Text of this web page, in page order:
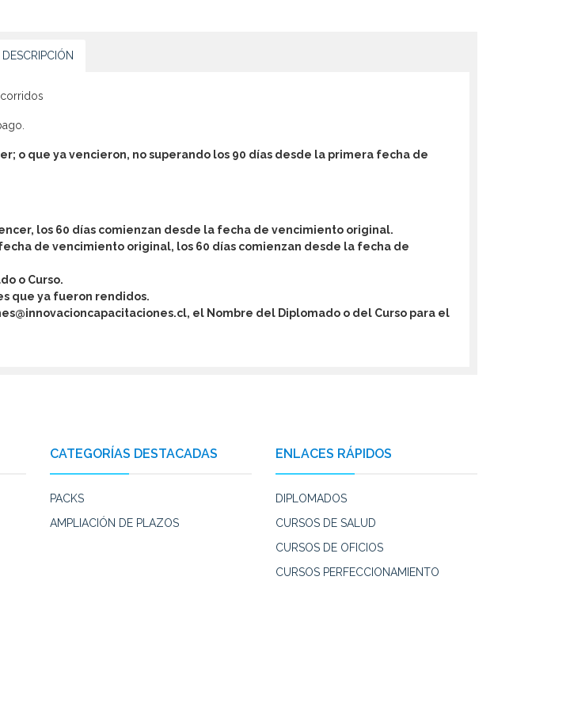
DESCRIPCIÓN
o que ya vencieron, no superando los 90 días desde la primera fecha de
los 60 días comienzan desde la fecha de vencimiento original.
de vencimiento original, los 60 días comienzan desde la fecha de
o Curso.
que ya fueron rendidos.
el Nombre del Diplomado o del Curso para el
CATEGORÍAS DESTACADAS
PACKS
AMPLIACIÓN DE PLAZOS
ENLACES RÁPIDOS
DIPLOMADOS
CURSOS DE SALUD
CURSOS DE OFICIOS
CURSOS PERFECCIONAMIENTO